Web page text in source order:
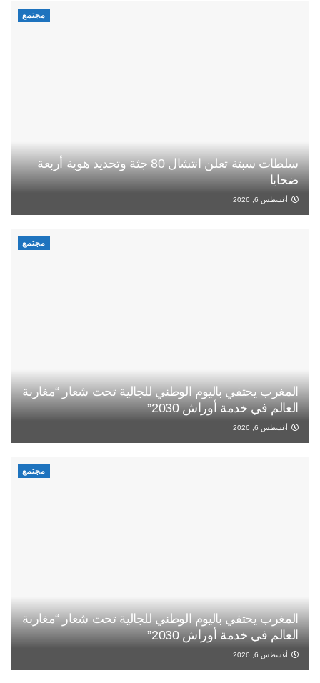
مجتمع
سلطات سبتة تعلن انتشال 80 جثة وتحديد هوية أربعة
ضحايا
أغسطس 6, 2026
مجتمع
المغرب يحتفي باليوم الوطني للجالية تحت شعار “مغاربة
العالم في خدمة أوراش 2030”
أغسطس 6, 2026
مجتمع
المغرب يحتفي باليوم الوطني للجالية تحت شعار “مغاربة
العالم في خدمة أوراش 2030”
أغسطس 6, 2026